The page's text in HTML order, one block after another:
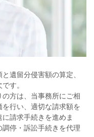
遺留分侵害額の算定、
す。
方は、当事務所にご相
行い、適切な請求額を
請求手続きを進めま
停・訴訟手続きを代理